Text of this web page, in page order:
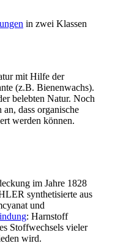
in zwei Klassen
mit Hilfe der
(z.B. Bienenwachs).
belebten Natur. Noch
dass organische
werden können.
im Jahre 1828
synthetisierte aus
und
: Harnstoff
Stoffwechsels vieler
wird.